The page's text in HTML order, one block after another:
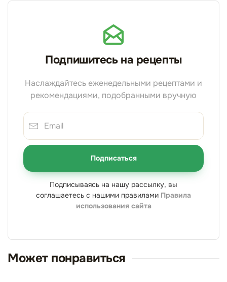
Подпишитесь на рецепты
Наслаждайтесь еженедельными рецептами и
рекомендациями, подобранными вручную
Подписаться
Подписываясь на нашу рассылку, вы
соглашаетесь с нашими правилами Правила
использования сайта
Может понравиться